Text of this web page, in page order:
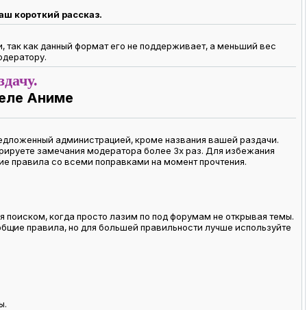
короткий рассказ.
как данный формат его не поддерживает, а меньший вес
Аниме
администрацией, кроме названия вашей раздачи.
замечания модератора более 3х раз. Для избежания
правила со всеми поправками на момент прочтения.
когда просто лазим по под форумам не открывая темы.
правила, но для большей правильности лучше используйте